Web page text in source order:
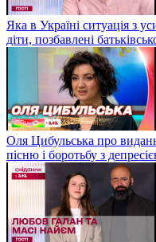
Яка в Україні ситуація з
діти, позбавлені
Оля Цибульська про
пісню і боротьбу з